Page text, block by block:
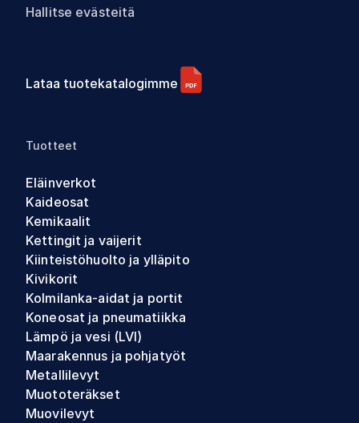
Hallitse evästeitä
Lataa tuotekatalogimme
Tuotteet
Eläinverkot
Kaideosat
Kemikaalit
Kettingit ja vaijerit
Kiinteistöhuolto ja ylläpito
Kivikorit
Kolmilanka-aidat ja portit
Koneosat ja pneumatiikka
Lämpö ja vesi (LVI)
Maarakennus ja pohjatyöt
Metallilevyt
Muototeräkset
Muovilevyt